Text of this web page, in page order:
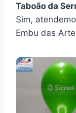
Taboão da
Sim,
Embu das